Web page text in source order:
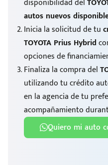
autos nuevos
Inicia la solicitud de tu
TOYOTA Prius Hybrid
opciones de
Finaliza la compra del
utilizando tu crédito
en la agencia de tu
acompañamiento
Quiero mi auto